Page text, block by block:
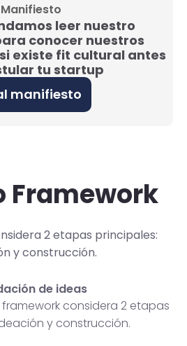
Manifiesto
leer nuestro
conocer nuestros
existe fit cultural antes
tu startup
manifiesto
Framework
2 etapas principales:
y construcción.
de ideas
considera 2 etapas
y construcción.